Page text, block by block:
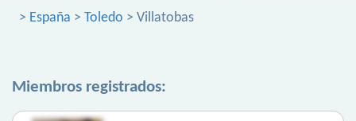
> España > Toledo > Villatobas
Miembros registrados: